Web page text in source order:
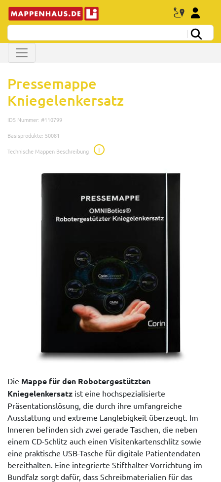
Pressemappe
Kniegelenkersatz
IDS Nummer: #110799
Basisprodukte: 50081
Technische Mappen Beschreibung
i
Die Mappe für den Robotergestützten
Kniegelenkersatz ist eine hochspezialisierte
Präsentationslösung, die durch ihre umfangreiche
Ausstattung und extreme Langlebigkeit überzeugt. Im
Inneren befinden sich zwei gerade Taschen, die neben
einem CD-Schlitz auch einen Visitenkartenschlitz sowie
eine praktische USB-Tasche für digitale Patientendaten
bereithalten. Eine integrierte Stifthalter-Vorrichtung im
Bundfalz sorgt dafür, dass Schreibmaterialien für das